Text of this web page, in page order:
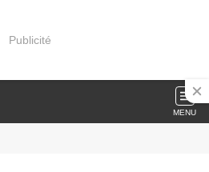
Publicité
MENU